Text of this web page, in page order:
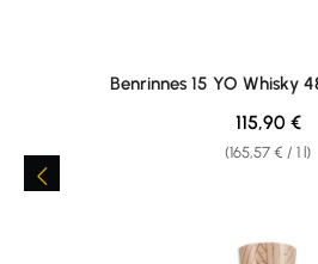
Benrinnes 15 YO Whisky
(165,57 € / 1 l)
Regular
115,90 €